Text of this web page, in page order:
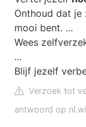
Onthoud dat je
mooi bent. ...
Wees
...
Blijf jezelf
Verzoek tot
antwoord op